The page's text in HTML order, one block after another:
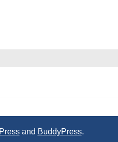
and BuddyPress.